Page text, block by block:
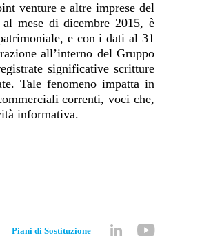
venture e altre imprese del
mese di dicembre 2015, è
e con i dati al 31
all’interno del Gruppo
significative scritture
Tale fenomeno impatta in
correnti, voci che,
informativa.
Piani di Sostituzione